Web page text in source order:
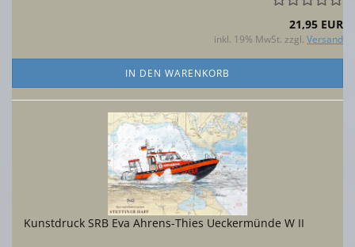
21,95 EUR
inkl. 19% MwSt. zzgl. Versand
IN DEN WARENKORB
Kunstdruck SRB Eva Ahrens-Thies Ueckermünde W II